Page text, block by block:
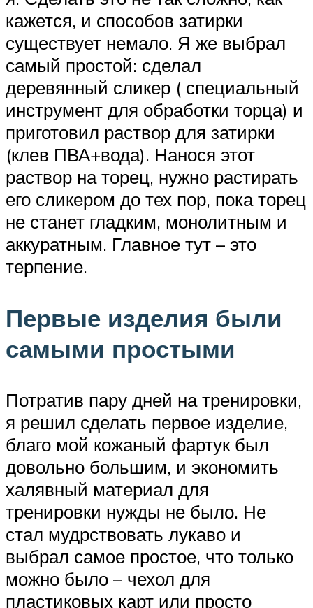
кажется, и способов затирки
существует немало. Я же выбрал
самый простой: сделал
деревянный сликер ( специальный
инструмент для обработки торца) и
приготовил раствор для затирки
(клев ПВА+вода). Нанося этот
раствор на торец, нужно растирать
его сликером до тех пор, пока торец
не станет гладким, монолитным и
аккуратным. Главное тут – это
терпение.
Первые изделия были
самыми простыми
Потратив пару дней на тренировки,
я решил сделать первое изделие,
благо мой кожаный фартук был
довольно большим, и экономить
халявный материал для
тренировки нужды не было. Не
стал мудрствовать лукаво и
выбрал самое простое, что только
можно было – чехол для
пластиковых карт или просто